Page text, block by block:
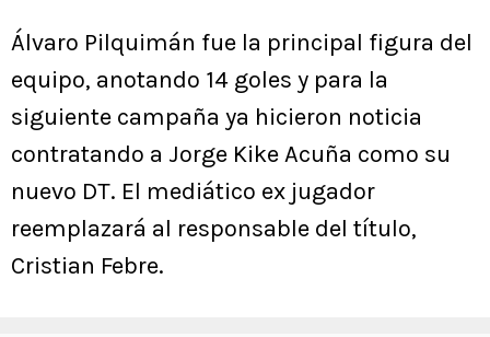
Álvaro Pilquimán fue la principal figura del
equipo, anotando 14 goles y para la
siguiente campaña ya hicieron noticia
contratando a Jorge Kike Acuña como su
nuevo DT. El mediático ex jugador
reemplazará al responsable del título,
Cristian Febre.